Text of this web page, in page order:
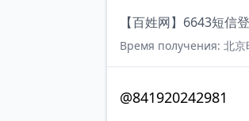
【百姓网】6643短信
Время получения: 北京
@841920242981